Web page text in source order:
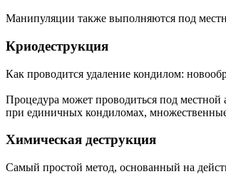
Манипуляции также выполняются под
Криодеструкция
Как проводится удаление кондилом:
Процедура может проводиться под местной
при единичных кондиломах, множественные
Химическая деструкция
Самый простой метод, основанный на